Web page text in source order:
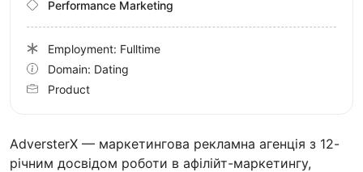
AdversterX — маркетингова рекламна агенція з 12-
річним досвідом роботи в афілійт-маркетингу,
Performance Marketing
Employment: Fulltime
Domain: Dating
Product